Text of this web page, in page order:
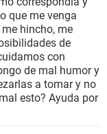
que me venga
hincho, me
de
con
de mal humor y
a tomar y no
esto? Ayuda por